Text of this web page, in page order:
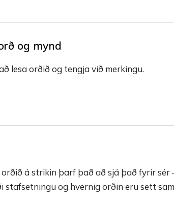
og mynd
lesa orðið og tengja við merkingu.
á strikin þarf það að sjá það fyrir sér
og hvernig orðin eru sett